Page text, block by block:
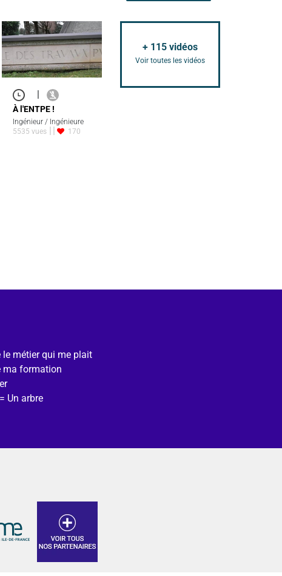
À l'ENTPE !
Ingénieur / Ingénieure
5535 vues
170
+ 115 vidéos
Voir toutes les vidéos
le métier qui me plait
ma formation
Un arbre